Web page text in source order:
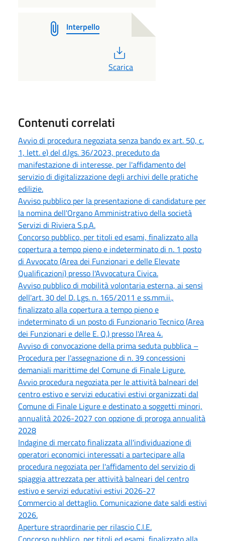
Interpello
Scarica
Contenuti correlati
Avvio di procedura negoziata senza bando ex art. 50, c.
1, lett. e) del d.lgs. 36/2023, preceduto da
manifestazione di interesse, per l'affidamento del
servizio di digitalizzazione degli archivi delle pratiche
edilizie.
Avviso pubblico per la presentazione di candidature per
la nomina dell'Organo Amministrativo della società
Servizi di Riviera S.p.A.
Concorso pubblico, per titoli ed esami, finalizzato alla
copertura a tempo pieno e indeterminato di n. 1 posto
di Avvocato (Area dei Funzionari e delle Elevate
Qualificazioni) presso l'Avvocatura Civica.
Avviso pubblico di mobilità volontaria esterna, ai sensi
dell'art. 30 del D. Lgs. n. 165/2011 e ss.mm.ii.,
finalizzato alla copertura a tempo pieno e
indeterminato di un posto di Funzionario Tecnico (Area
dei Funzionari e delle E. Q.) presso l'Area 4.
Avviso di convocazione della prima seduta pubblica –
Procedura per l'assegnazione di n. 39 concessioni
demaniali marittime del Comune di Finale Ligure.
Avvio procedura negoziata per le attività balneari del
centro estivo e servizi educativi estivi organizzati dal
Comune di Finale Ligure e destinato a soggetti minori,
annualità 2026-2027 con opzione di proroga annualità
2028
Indagine di mercato finalizzata all'individuazione di
operatori economici interessati a partecipare alla
procedura negoziata per l'affidamento del servizio di
spiaggia attrezzata per attività balneari del centro
estivo e servizi educativi estivi 2026-27
Commercio al dettaglio. Comunicazione date saldi estivi
2026.
Aperture straordinarie per rilascio C.I.E.